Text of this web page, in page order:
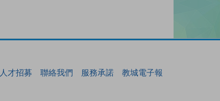
人才招募 聯絡我們 服務承諾 教城電子報